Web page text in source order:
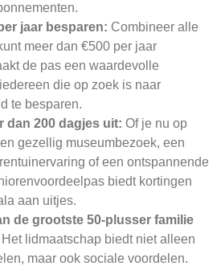
jaar besparen: Combineer alle
meer dan €500 per jaar
de pas een waardevolle
die op zoek is naar
te besparen.
dan 200 dagjes uit: Of je nu op
gezellig museumbezoek, een
of een ontspannende
biedt kortingen
aan uitjes.
de grootste 50-plusser familie
Het lidmaatschap biedt niet alleen
maar ook sociale voordelen.